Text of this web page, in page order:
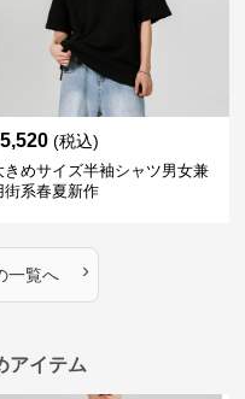
5,520 (税込)
きめサイズ半袖シャツ男女兼
街系春夏新作
一覧へ ›
アイテム